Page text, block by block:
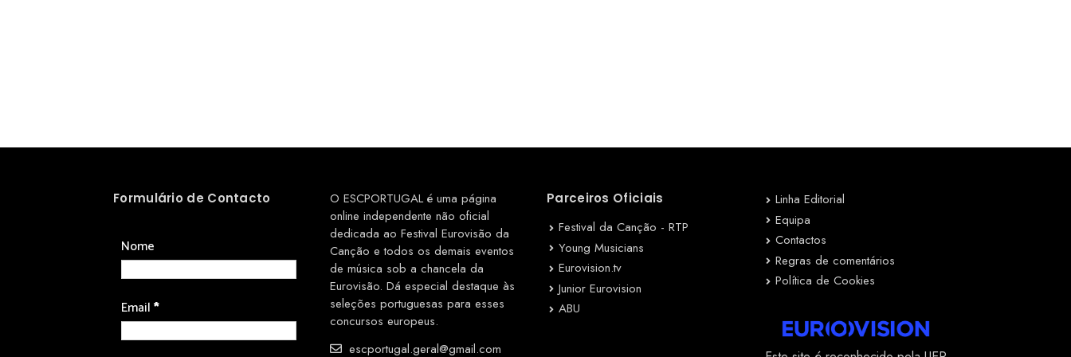
Formulário de Contacto
Nome
Email*
O ESCPORTUGAL é uma página
online independente não oficial
dedicada ao Festival Eurovisão da
Canção e todos os demais eventos
de música sob a chancela da
Eurovisão. Dá especial destaque às
seleções portuguesas para esses
concursos europeus.
escportugal.geral@gmail.com
Parceiros Oficiais
Festival da Canção - RTP
Young Musicians
Eurovision.tv
Junior Eurovision
ABU
Linha Editorial
Equipa
Contactos
Regras de comentários
Política de Cookies